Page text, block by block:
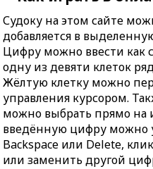
Судоку на этом сайте
добавляется в
Цифру можно ввести как
одну из девяти клеток
Жёлтую клетку можно
управления курсором.
можно выбрать прямо на
введённую цифру можно
Backspace или Delete,
или заменить другой